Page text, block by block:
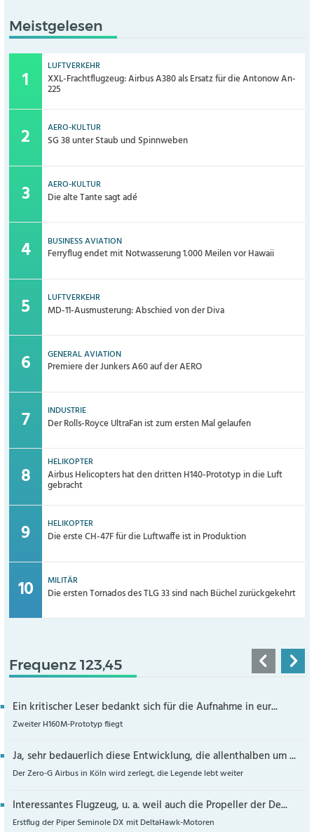
Meistgelesen
LUFTVERKEHR
XXL-Frachtflugzeug: Airbus A380 als Ersatz für die Antonow An-
225
AERO-KULTUR
SG 38 unter Staub und Spinnweben
AERO-KULTUR
Die alte Tante sagt adé
BUSINESS AVIATION
Ferryflug endet mit Notwasserung 1.000 Meilen vor Hawaii
LUFTVERKEHR
MD-11-Ausmusterung: Abschied von der Diva
GENERAL AVIATION
Premiere der Junkers A60 auf der AERO
INDUSTRIE
Der Rolls-Royce UltraFan ist zum ersten Mal gelaufen
HELIKOPTER
Airbus Helicopters hat den dritten H140-Prototyp in die Luft
gebracht
HELIKOPTER
Die erste CH-47F für die Luftwaffe ist in Produktion
MILITÄR
Die ersten Tornados des TLG 33 sind nach Büchel zurückgekehrt
Frequenz 123,45
Ein kritischer Leser bedankt sich für die Aufnahme in eur...
Zweiter H160M-Prototyp fliegt
Ja, sehr bedauerlich diese Entwicklung, die allenthalben um ...
Der Zero-G Airbus in Köln wird zerlegt, die Legende lebt weiter
Interessantes Flugzeug, u. a. weil auch die Propeller der De...
Erstflug der Piper Seminole DX mit DeltaHawk-Motoren